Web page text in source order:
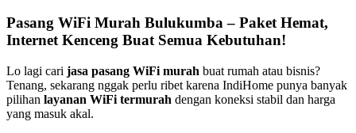
Pasang WiFi Murah Bulukumba – Paket Hemat,
Internet Kenceng Buat Semua Kebutuhan!
Lo lagi cari jasa pasang WiFi murah buat rumah atau bisnis?
Tenang, sekarang nggak perlu ribet karena IndiHome punya banyak
pilihan layanan WiFi termurah dengan koneksi stabil dan harga
yang masuk akal.